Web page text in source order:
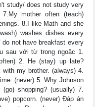
study/ does not study very
mother often (teach)
8.I like Math and she
washes dishes every
not have breakfast every
sau với từ trong ngoặc 1.
2. He (stay) up late?
my brother. (always) 4.
(never) 5. Why Johnson
shopping? (usually) 7.
popcorn. (never) Đáp án